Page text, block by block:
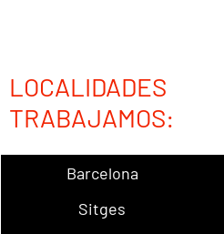
TRABAJAMOS:
Barcelona
Sitges